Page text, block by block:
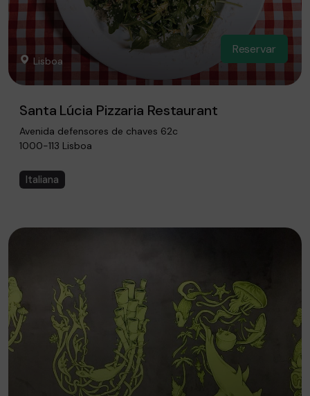
Lisboa
Reservar
Santa Lúcia Pizzaria Restaurant
Avenida defensores de chaves 62c
1000-113 Lisboa
Italiana